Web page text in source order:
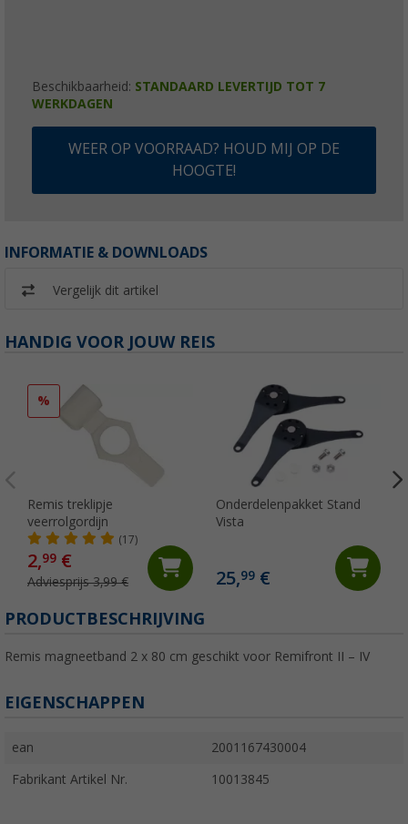
Beschikbaarheid: STANDAARD LEVERTIJD TOT 7
WERKDAGEN
WEER OP VOORRAAD? HOUD MIJ OP DE
HOOGTE!
INFORMATIE & DOWNLOADS
Vergelijk dit artikel
HANDIG VOOR JOUW REIS
%
Remis treklipje
veerrolgordijn
(17)
2,99 €
Adviesprijs 3,99 €
Onderdelenpakket Stand
Vista
25,99€
PRODUCTBESCHRIJVING
Remis magneetband 2 x 80 cm geschikt voor Remifront II – IV
EIGENSCHAPPEN
ean 2001167430004
Fabrikant Artikel Nr. 10013845